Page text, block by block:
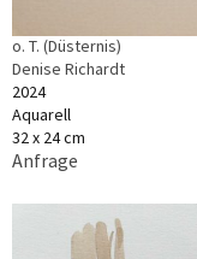
o. T. (Düsternis)
Denise Richardt
2024
Aquarell
32 x 24 cm
Anfrage